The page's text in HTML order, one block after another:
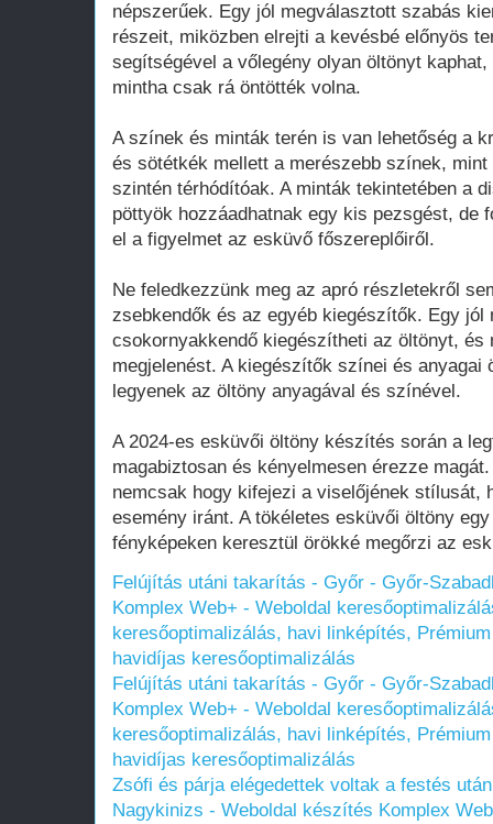
népszerűek. Egy jól megválasztott szabás
részeit, miközben elrejti a kevésbé előnyös
segítségével a vőlegény olyan öltönyt
mintha csak rá öntötték volna.
A színek és minták terén is van lehetőség a
és sötétkék mellett a merészebb színek,
szintén térhódítóak. A minták tekintetében a
pöttyök hozzáadhatnak egy kis pezsgést, de
el a figyelmet az esküvő főszereplőiről.
Ne feledkezzünk meg az apró részletekről
zsebkendők és az egyéb kiegészítők. Egy jól
csokornyakkendő kiegészítheti az öltönyt, és
megjelenést. A kiegészítők színei és anyagai
legyenek az öltöny anyagával és színével.
A 2024-es esküvői öltöny készítés során a
magabiztosan és kényelmesen érezze
nemcsak hogy kifejezi a viselőjének stílusát,
esemény iránt. A tökéletes esküvői öltöny
fényképeken keresztül örökké megőrzi az
Felújítás utáni takarítás - Győr - Győr-
Komplex Web+ - Weboldal
keresőoptimalizálás, havi linképítés,
havidíjas keresőoptimalizálás
Felújítás utáni takarítás - Győr - Győr-
Komplex Web+ - Weboldal
keresőoptimalizálás, havi linképítés,
havidíjas keresőoptimalizálás
Zsófi és párja elégedettek voltak a festés
Nagykinizs - Weboldal készítés Komplex